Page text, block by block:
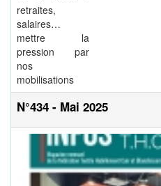
retraites,
salaires…
mettre la
pression par
nos
mobilisations
N°434 - Mai 2025